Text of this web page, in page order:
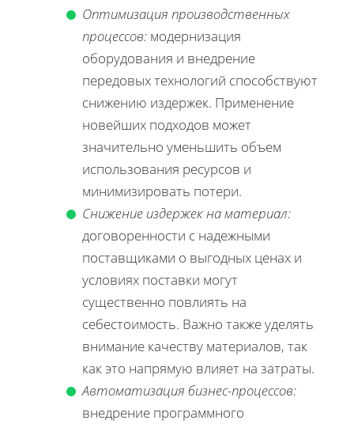
Оптимизация производственных
процессов: модернизация
оборудования и внедрение
передовых технологий способствуют
снижению издержек. Применение
новейших подходов может
значительно уменьшить объем
использования ресурсов и
минимизировать потери.
Снижение издержек на материал:
договоренности с надежными
поставщиками о выгодных ценах и
условиях поставки могут
существенно повлиять на
себестоимость. Важно также уделять
внимание качеству материалов, так
как это напрямую влияет на затраты.
Автоматизация бизнес-процессов:
внедрение программного